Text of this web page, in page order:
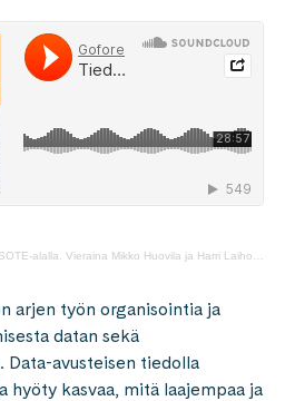
alalla. Vieraina Mikko Huovila ja Harri Laihonen
arjen työn organisointia ja
datan sekä
Data-avusteisen tiedolla
hyöty kasvaa, mitä laajempaa ja